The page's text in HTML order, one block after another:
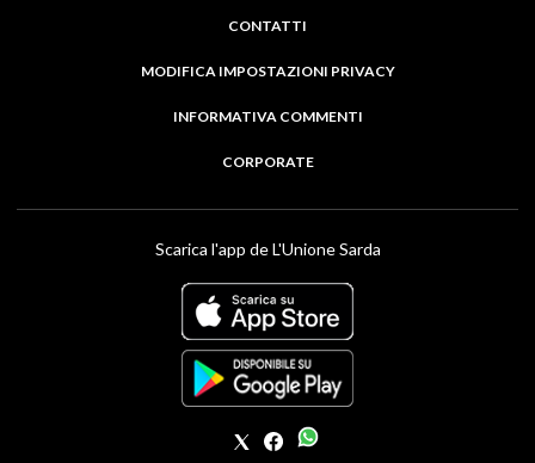
CONTATTI
MODIFICA IMPOSTAZIONI PRIVACY
INFORMATIVA COMMENTI
CORPORATE
Scarica l'app de L'Unione Sarda